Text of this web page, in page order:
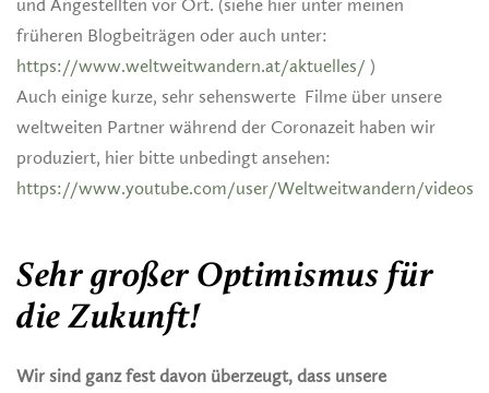
und Angestellten vor Ort. (siehe hier unter meinen
früheren Blogbeiträgen oder auch unter:
https://www.weltweitwandern.at/aktuelles/ )
Auch einige kurze, sehr sehenswerte Filme über unsere
weltweiten Partner während der Coronazeit haben wir
produziert, hier bitte unbedingt ansehen:
https://www.youtube.com/user/Weltweitwandern/videos
Sehr großer Optimismus für
die Zukunft!
Wir sind ganz fest davon überzeugt, dass unsere